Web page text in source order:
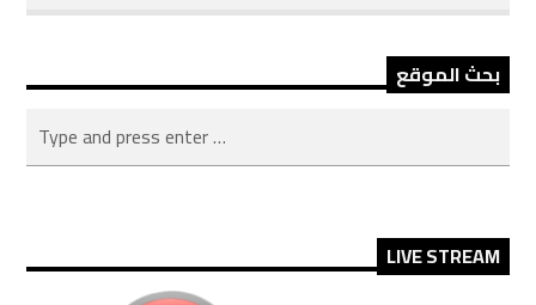
بحث الموقع
LIVE STREAM